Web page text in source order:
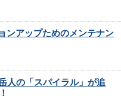
ンアップためのメンテナン
人の「スパイラル」が追